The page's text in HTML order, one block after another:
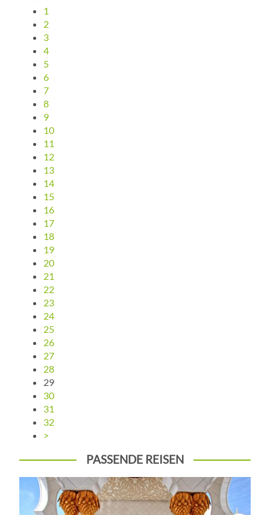
1
2
3
4
5
6
7
8
9
10
11
12
13
14
15
16
17
18
19
20
21
22
23
24
25
26
27
28
29
30
31
32
>
PASSENDE REISEN